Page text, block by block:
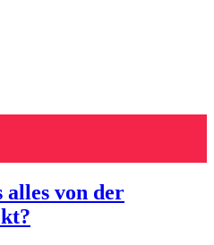
alles von der